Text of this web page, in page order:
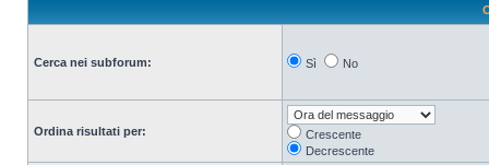
Cerca nei subforum: Sì No
Ordina risultati per:
Crescente
Decrescente